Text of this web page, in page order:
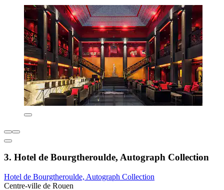
3. Hotel de Bourgtheroulde, Autograph Collection
Hotel de Bourgtheroulde, Autograph Collection
Centre-ville de Rouen